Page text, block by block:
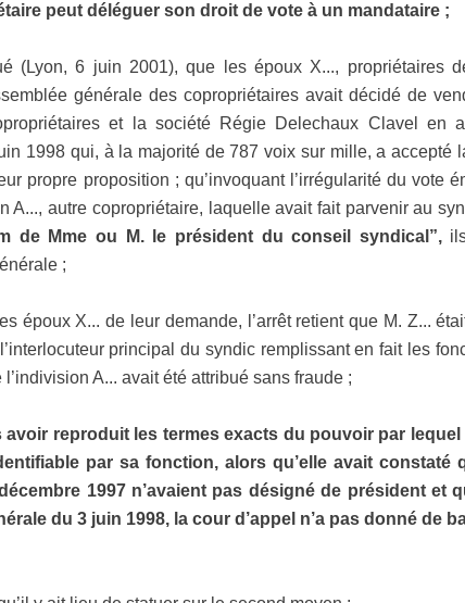
peut déléguer son droit de vote à un mandataire ;
(Lyon, 6 juin 2001), que les époux X..., propriétaires
générale des copropriétaires avait décidé de
et la société Régie Delechaux Clavel en
1998 qui, à la majorité de 787 voix sur mille, a accepté
propre proposition ; qu’invoquant l’irrégularité du vote
A..., autre copropriétaire, laquelle avait fait parvenir au
de Mme ou M. le président du conseil syndical”,ils
;
époux X... de leur demande, l’arrêt retient que M. Z...
principal du syndic remplissant en fait les
A... avait été attribué sans fraude ;
avoir reproduit les termes exacts du pouvoir par
par sa fonction, alors qu’elle avait constaté
1997 n’avaient pas désigné de président et
du 3 juin 1998, la cour d’appel n’a pas donné de